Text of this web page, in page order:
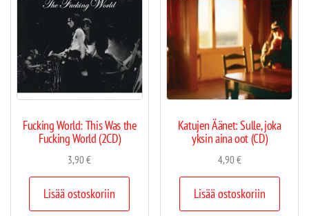
Fucking World: This Was the
Fucking World (2CD)
3,90€
Lisää ostoskoriin
Katujen Äänet: Sulle, joka
yksin aina oot (CD)
4,90€
Lisää ostoskoriin